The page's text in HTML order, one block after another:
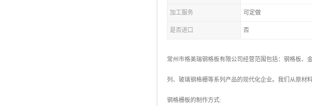
加工服务 可定做
是否进口 否
常州市格美瑞钢格板有限公司经营范围包括：钢格板、
列、玻璃钢格栅等系列产品的现代化企业。我们从原材
钢格栅板的制作方式: